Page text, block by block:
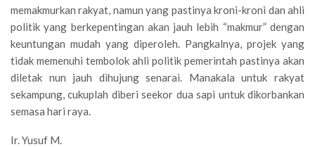
memakmurkan rakyat, namun yang pastinya kroni-kroni dan ahli
politik yang berkepentingan akan jauh lebih “makmur” dengan
keuntungan mudah yang diperoleh. Pangkalnya, projek yang
tidak memenuhi tembolok ahli politik pemerintah pastinya akan
diletak nun jauh dihujung senarai. Manakala untuk rakyat
sekampung, cukuplah diberi seekor dua sapi untuk dikorbankan
semasa hari raya.
Ir. Yusuf M.